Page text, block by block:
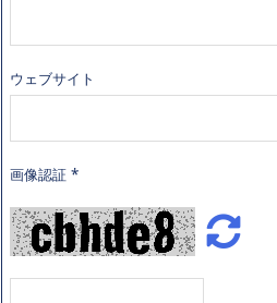
ウェブサイト
画像認証 *